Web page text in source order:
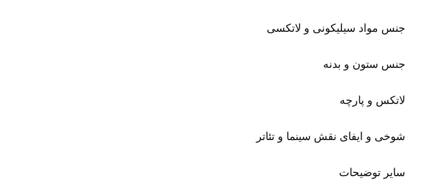
جنس مواد سیلیکونی و لاتکسی
جنس ستون و بدنه
لاتکس و پارچه
شوخی و ایفای نقش سینما و تئاتر
سایر توضیحات